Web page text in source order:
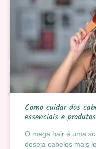
Como cuidar dos
essenciais e
O mega hair é uma
deseja cabelos mais